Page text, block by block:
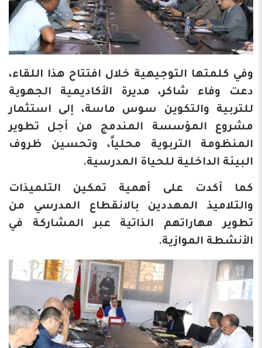
وفي كلمتها التوجيهية خلال افتتاح هذا اللقاء،
دعت وفاء شاكر، مديرة الأكاديمية الجهوية
للتربية والتكوين سوس ماسة، إلى استثمار
مشروع المؤسسة المندمج من أجل تطوير
المنظومة التربوية محلياً، وتحسين ظروف
البيئة الداخلية للحياة المدرسية.
كما أكدت على أهمية تمكين التلميذات
والتلاميذ المهددين بالانقطاع المدرسي من
تطوير مهاراتهم الذاتية عبر المشاركة في
الأنشطة الموازية.